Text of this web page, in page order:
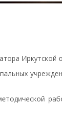
Иркутской